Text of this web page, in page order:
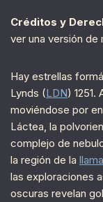
Créditos y
ver una versión de
Hay estrellas
Lynds (LDN) 1251.
moviéndose por
Láctea, la
complejo de
la región de la
las exploraciones
oscuras revelan